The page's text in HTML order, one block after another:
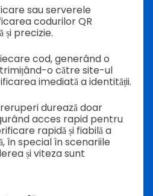
sau serverele
codurilor QR
și precizie.
cod, generând o
trimițând-o către site-ul
imediată a identității.
durează doar
acces rapid pentru
rapidă și fiabilă a
în special în scenariile
și viteza sunt